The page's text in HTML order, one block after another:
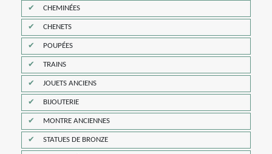
CHEMINÉES
CHENETS
POUPÉES
TRAINS
JOUETS ANCIENS
BIJOUTERIE
MONTRE ANCIENNES
STATUES DE BRONZE